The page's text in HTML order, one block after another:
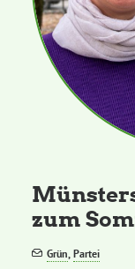
zum
Grün,Partei